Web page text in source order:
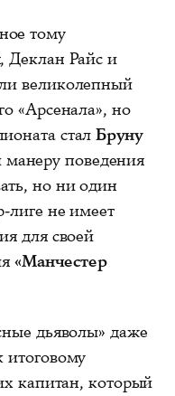
тому
Деклан Райс и
великолепный
«Арсенала», но
сталБруну
манеру поведения
но ни один
лиге не имеет
для своей
«Манчестер
дьяволы» даже
итоговому
капитан, который